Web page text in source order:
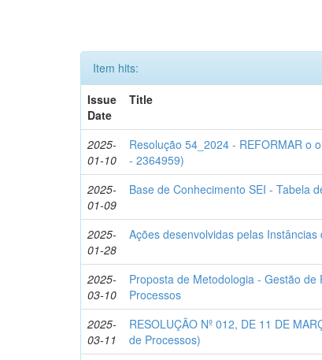
Item hits:
Issue
Date
Title
2025-
01-10
Resolução 54_2024 - REFORMAR o
- 2364959)
2025-
01-09
Base de Conhecimento SEI - Tabela
2025-
01-28
Ações desenvolvidas pelas
2025-
03-10
Proposta de Metodologia - Gestão
Processos
2025-
03-11
RESOLUÇÃO Nº 012, DE 11 DE
de Processos)